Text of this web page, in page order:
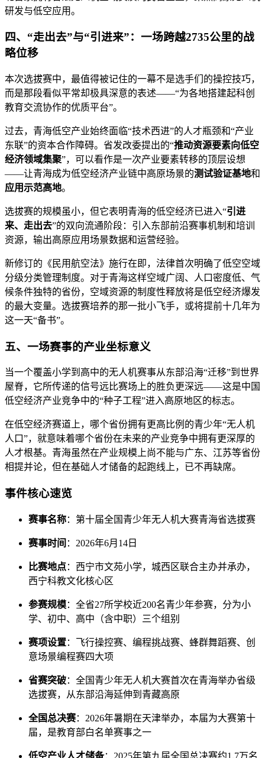
研发与低空应用。
四、“走出去”与“引进来”：一场跨越2735公里的战
略位移
本次选拔赛中，最值得被记住的一幕不是选手们的操控技巧，
而是那段看似平常却极具深意的表述——“为各地搭建起科创
教育交流协作的优质平台”。
过去，青海低空产业始终面临“技术西进”的人才瓶颈和“产业
东联”的资本合作障碍。省发改委提出的“推动资源要素向低空
经济领域集聚”，可以看作是一次产业要素转移的顶层设想
——让青海成为低空经济产业链中高原场景的测试验证基地和
应用示范高地。
选拔赛的规模虽小，但它表明青海的低空经济已进入“引进
来、走出去”的双向流通阶段：引入东部前沿赛事机制和培训
资源，输出高原应用场景数据和运营经验。
新修订的《民用航空法》施行在即，法律首次明确了低空空域
分级分类管理制度。对于青海这样空域广阔、人口密度低、气
候条件独特的省份，空域资源的制度性释放将是低空经济爆发
的最大变量。选拔赛培养的那一批小飞手，或将提前十几年为
这一天“备书”。
五、一场赛事的产业坐标意义
当一个覆盖小学到高中的无人机赛事从东部沿海“迁移”到世界
屋脊，它所传递的信号远比赛场上的胜负更深远——这是中国
低空经济产业竞争中的“种子工程”进入高原地区的标志。
在低空经济赛道上，哪个省份拥有更高比例的青少年“无人机
人口”，就意味着哪个省份在未来的产业竞争中拥有更深厚的
人才根基。青海虽然在产业规模上尚不能与广东、江苏等省份
相提并论，但在基础人才储备的起跑线上，已不再缺席。
事件核心速览
赛事名称：第十届全国青少年无人机大赛青海省选拔赛
赛事时间 ：2026年6月14日
比赛地点：西宁市文苑小学，城西区联合主办并承办，
西宁科教文化核心区
参赛规模：全省27所学校近200名青少年参赛，分为小
学、初中、高中（含中职）三个组别
赛项设置：飞行操控赛、编程挑战赛、蜂群舞蹈赛、创
意场景编程赛四大项
省赛突破：全国青少年无人机大赛首次在青海举办省级
选拔赛，从东部沿海延伸到青藏高原
全国总决赛：2026年暑期在天津举办，本届为大赛第十
届，是教育部白名单赛事之一
低空产业人才储备：2025年第九届全国总决赛约1.7万名